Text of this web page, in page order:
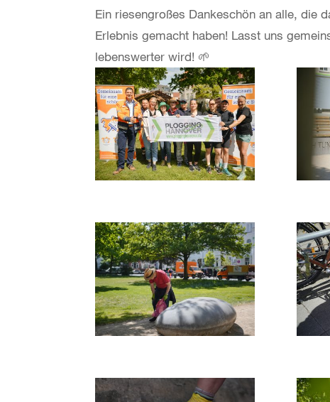
Ein riesengroßes Dankeschön an alle, die
Erlebnis gemacht haben! Lasst uns
lebenswerter wird! 🌱